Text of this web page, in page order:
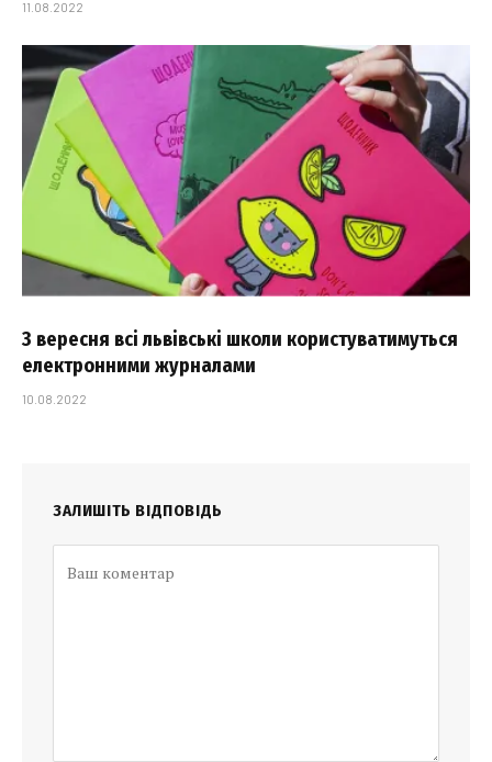
11.08.2022
З вересня всі львівські школи користуватимуться
електронними журналами
10.08.2022
ЗАЛИШІТЬ ВІДПОВІДЬ